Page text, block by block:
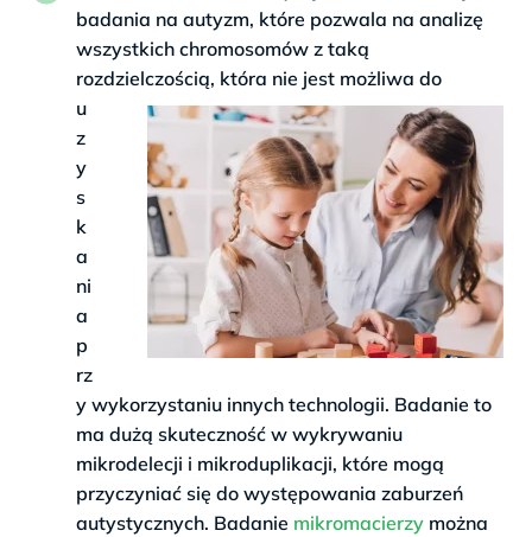
badania na autyzm, które pozwala na analizę
wszystkich chromosomów z taką
rozdzielczością, która nie jest możliwa do
u
z
y
s
k
a
ni
a
p
rz
y wykorzystaniu innych technologii. Badanie to
ma dużą skuteczność w wykrywaniu
mikrodelecji i mikroduplikacji, które mogą
przyczyniać się do występowania zaburzeń
autystycznych. Badanie mikromacierzy można